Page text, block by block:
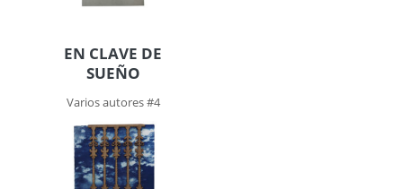
EN CLAVE DE
SUEÑO
Varios autores #4